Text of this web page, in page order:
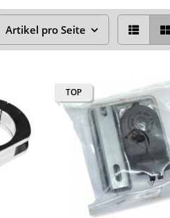
Artikel pro Seite
TOP